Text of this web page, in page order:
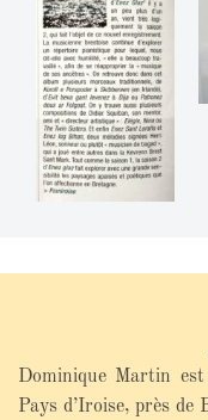
Dominique Martin
Pays d’Iroise, près